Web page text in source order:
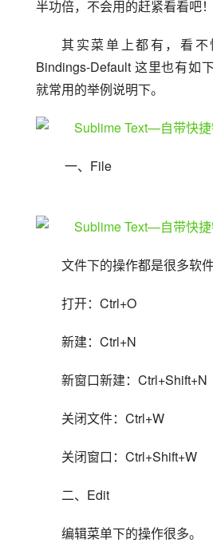
半功倍，不会用的赶紧看看吧！
其实菜单上都有，看
Bindings-Default 这里也有如
就常用的举例说明下。
一、File
文件下的操作都是很多软件
打开：Ctrl+O
新建：Ctrl+N
新窗口新建：Ctrl+Shift+N
关闭文件：Ctrl+W
关闭窗口：Ctrl+Shift+W
二、Edit
编辑菜单下的操作很多。